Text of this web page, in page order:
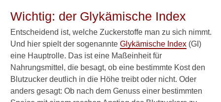
Wichtig: der Glykämische Index
Entscheidend ist, welche Zuckerstoffe man zu sich nimmt.
Und hier spielt der sogenannte Glykämische Index (GI)
eine Hauptrolle. Das ist eine Maßeinheit für
Nahrungsmittel, die besagt, ob eine bestimmte Kost den
Blutzucker deutlich in die Höhe treibt oder nicht. Oder
anders gesagt: Ob nach dem Genuss einer bestimmten
Diäten
Glykämischer Index
Getränke
Wie viel trinken?